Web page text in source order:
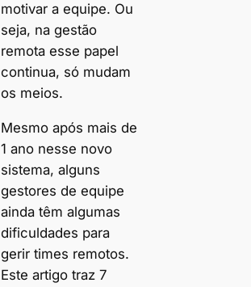
motivar a equipe. Ou
seja, na gestão
remota esse papel
continua, só mudam
os meios.
Mesmo após mais de
1 ano nesse novo
sistema, alguns
gestores de equipe
ainda têm algumas
dificuldades para
gerir times remotos.
Este artigo traz 7